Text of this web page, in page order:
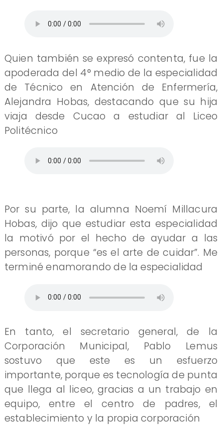
Quien también se expresó contenta, fue la
apoderada del 4° medio de la especialidad
de Técnico en Atención de Enfermería,
Alejandra Hobas, destacando que su hija
viaja desde Cucao a estudiar al Liceo
Politécnico
Por su parte, la alumna Noemí Millacura
Hobas, dijo que estudiar esta especialidad
la motivó por el hecho de ayudar a las
personas, porque “es el arte de cuidar”. Me
terminé enamorando de la especialidad
En tanto, el secretario general, de la
Corporación Municipal, Pablo Lemus
sostuvo que este es un esfuerzo
importante, porque es tecnología de punta
que llega al liceo, gracias a un trabajo en
equipo, entre el centro de padres, el
establecimiento y la propia corporación